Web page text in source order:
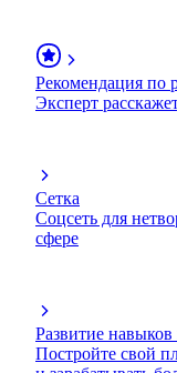
Рекомендация по
Эксперт
Сетка
Соцсеть для
сфере
Развитие
Постройте свой